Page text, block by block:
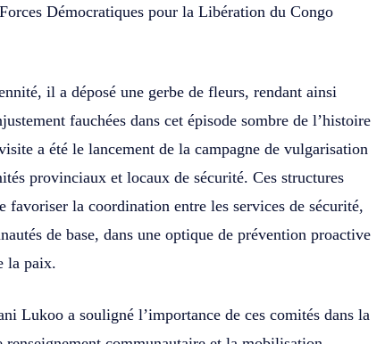
Démocratiques pour la Libération du Congo
il a déposé une gerbe de fleurs, rendant ainsi
fauchées dans cet épisode sombre de l’histoire
a été le lancement de la campagne de vulgarisation
provinciaux et locaux de sécurité. Ces structures
favoriser la coordination entre les services de sécurité,
de base, dans une optique de prévention proactive
la paix.
Lukoo a souligné l’importance de ces comités dans la